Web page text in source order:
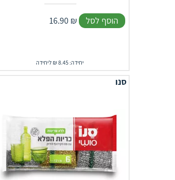
16.90 ₪ הוסף לסל
יחידה: 8.45 ₪ ליחידה
סנו